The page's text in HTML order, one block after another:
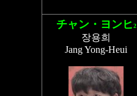
チャン・ヨンヒ2
장용희
Jang Yong-Heui